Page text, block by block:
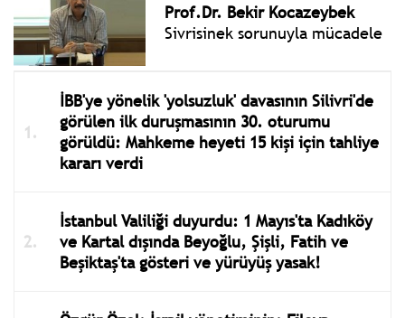
Prof.Dr. Bekir Kocazeybek
Sivrisinek sorunuyla mücadele
İBB'ye yönelik 'yolsuzluk' davasının Silivri'de
görülen ilk duruşmasının 30. oturumu
görüldü: Mahkeme heyeti 15 kişi için tahliye
kararı verdi
İstanbul Valiliği duyurdu: 1 Mayıs'ta Kadıköy
ve Kartal dışında Beyoğlu, Şişli, Fatih ve
Beşiktaş'ta gösteri ve yürüyüş yasak!